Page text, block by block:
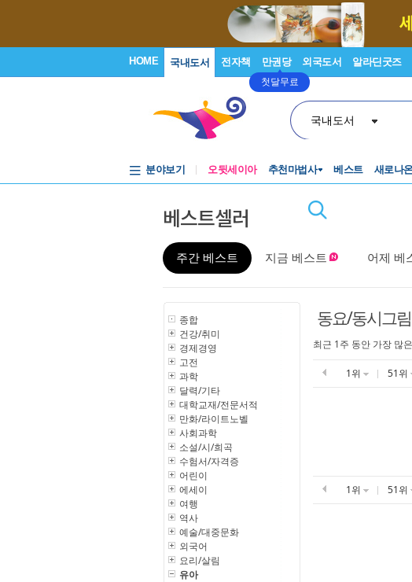
HOME 국내도서 전자책 만권당
첫달무료
외국도서 알라딘굿즈
국내도서
분야보기 오뒷세이아 추천마법사 베스트 새로나
베스트셀러
주간 베스트 지금 베스트 어제 베
종합
건강/취미
경제경영
고전
과학
달력/기타
대학교재/전문서적
만화/라이트노벨
사회과학
소설/시/희곡
수험서/자격증
어린이
에세이
여행
역사
예술/대중문화
외국어
요리/살림
유아
동요/동시그
최근 1주 동안 가장 많
1위 51위
1위 51위